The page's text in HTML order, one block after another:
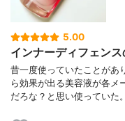
5.00
インナーディフェン
昔一度使っていたことがあ
ら効果が出る美容液が各メ
だろな？と思い使っていた